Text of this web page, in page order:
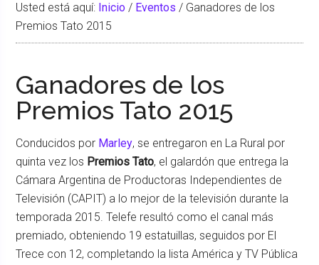
Usted está aquí: Inicio / Eventos / Ganadores de los
Premios Tato 2015
Ganadores de los
Premios Tato 2015
Conducidos por Marley, se entregaron en La Rural por
quinta vez los Premios Tato, el galardón que entrega la
Cámara Argentina de Productoras Independientes de
Televisión (CAPIT) a lo mejor de la televisión durante la
temporada 2015. Telefe resultó como el canal más
premiado, obteniendo 19 estatuillas, seguidos por El
Trece con 12, completando la lista América y TV Pública